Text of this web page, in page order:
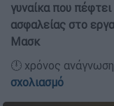
γυναίκα που
ασφαλείας στο
Μασκ
🕛 χρόνος
σχολιασμό